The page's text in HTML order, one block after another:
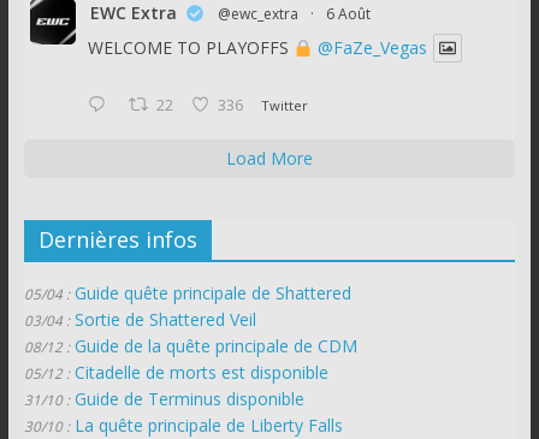
EWC Extra @ewc_extra · 6 Août
WELCOME TO PLAYOFFS @FaZe_Vegas
22 336 Twitter
Load More
Dernières infos
05/04 : Guide quête principale de Shattered
03/04 : Sortie de Shattered Veil
08/12 : Guide de la quête principale de CDM
05/12 : Citadelle de morts est disponible
31/10 : Guide de Terminus disponible
30/10 : La quête principale de Liberty Falls